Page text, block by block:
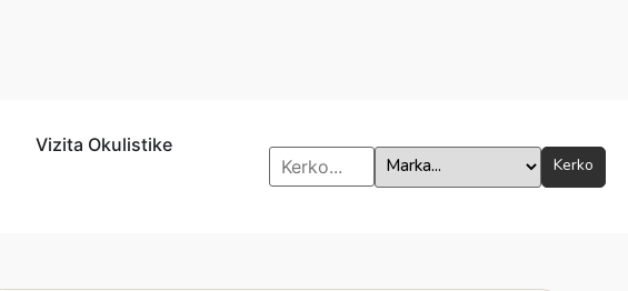
Vizita Okulistike
Kerko